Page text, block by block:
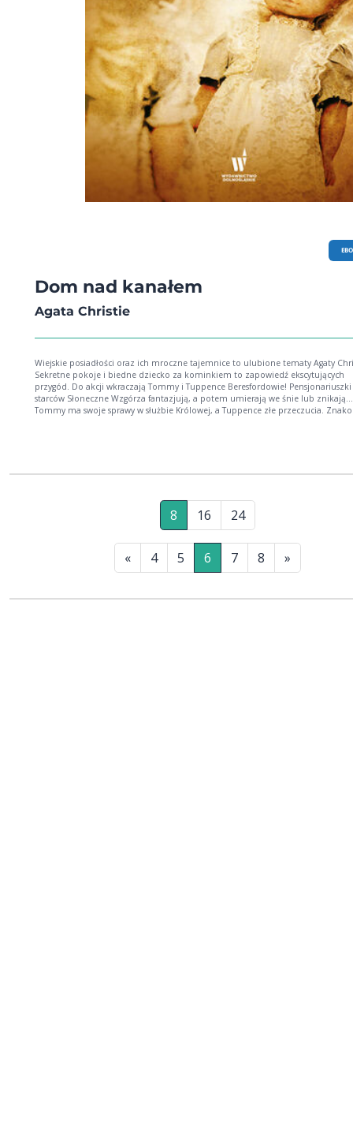
Dom nad kanałem
Agata Christie
Wiejskie posiadłości oraz ich mroczne tajemnice to ulubione tematy Agaty
Sekretne pokoje i biedne dziecko za kominkiem to zapowiedź ekscytujących
przygód. Do akcji wkraczają Tommy i Tuppence Beresfordowie!
starców Słoneczne Wzgórza fantazjują, a potem umierają we śnie lub znikają...
Tommy ma swoje sprawy w służbie Królowej, a Tuppence złe przeczucia. Znakomita
8 16 24
« 4 5 6 7 8 »